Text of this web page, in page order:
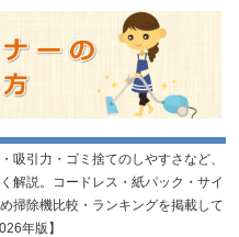
吸引力・ゴミ捨てのしやすさなど、
解説。コードレス・紙パック・サイ
掃除機比較・ランキングを掲載して
年版】